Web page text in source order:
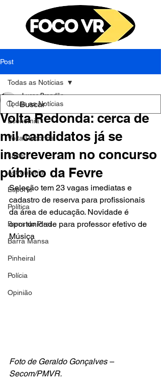
Post
Todas as Notícias
Economia
Volta Redonda
Lazer
Astronomia
Esporte
Política
Barra do Piraí
Barra Mansa
Pinheiral
Polícia
Opinião
Todas as Notícias
Volta Redonda: cerca de
mil candidatos já se
inscreveram no concurso
público da Fevre
Lucas Brandão
14 de ago. de 2023
Seleção tem 23 vagas imediatas e
cadastro de reserva para profissionais
da área de educação. Novidade é
oportunidade para professor efetivo de
Música
Foto de Geraldo Gonçalves –
Secom/PMVR.